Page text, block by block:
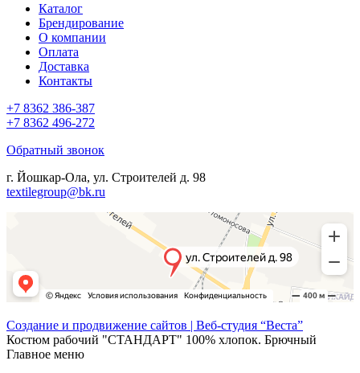
Каталог
Брендирование
О компании
Оплата
Доставка
Контакты
+7 8362 386-387
+7 8362 496-272
Обратный звонок
г. Йошкар-Ола, ул. Строителей д. 98
textilegroup@bk.ru
Создание и продвижение сайтов | Веб-студия “Веста”
Костюм рабочий "СТАНДАРТ" 100% хлопок. Брючный
Главное меню